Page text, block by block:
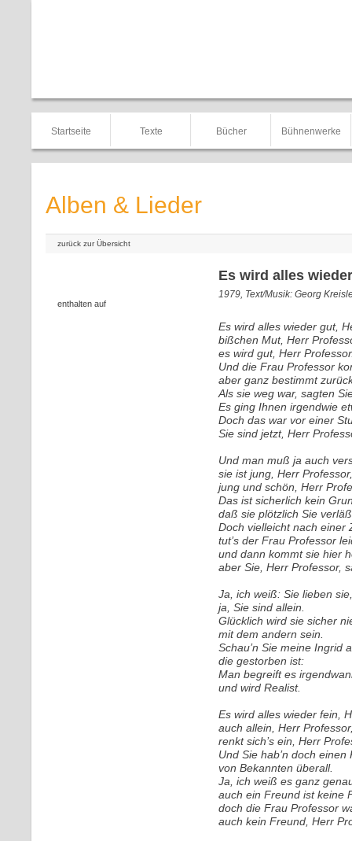
Startseite Texte Bücher Bühnenwerke
Alben & Lieder
zurück zur Übersicht
enthalten auf
Es wird alles
1979, Text/Musik: Georg
Es wird alles wieder gut,
bißchen Mut, Herr
es wird gut, Herr
Und die Frau Professor
aber ganz bestimmt
Als sie weg war, sagten
Es ging Ihnen irgendwie
Doch das war vor einer
Sie sind jetzt, Herr
Und man muß ja auch
sie ist jung, Herr Professor,
jung und schön, Herr
Das ist sicherlich kein
daß sie plötzlich Sie
Doch vielleicht nach einer
tut’s der Frau Professor
und dann kommt sie hier
aber Sie, Herr Professor,
Ja, ich weiß: Sie lieben sie,
ja, Sie sind allein.
Glücklich wird sie sicher
mit dem andern sein.
Schau’n Sie meine Ingrid
die gestorben ist:
Man begreift es
und wird Realist.
Es wird alles wieder fein,
auch allein, Herr
renkt sich’s ein, Herr
Und Sie hab’n doch
von Bekannten überall.
Ja, ich weiß es ganz
auch ein Freund ist keine
doch die Frau Professor
auch kein Freund, Herr